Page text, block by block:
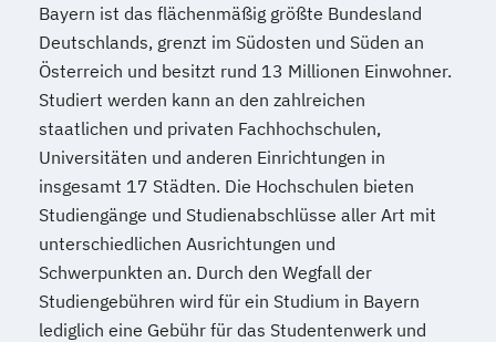
Fahrzeugtechnik
Wirtschafts­ingenieur­wesen Informatik
Wirtschafts­ingenieur­wesen
Kunststofftechnik
Wirtschafts­ingenieur­wesen Künstliche
Intelligenz
Wirtschafts­ingenieur­wesen Lebensmittel
Wirtschafts­ingenieur­wesen Logistik
Wirtschafts­ingenieur­wesen Mechatronik
Wirtschafts­ingenieur­wesen Medizintechnik
Bayern ist das flächenmäßig größte Bundesland
Deutschlands, grenzt im Südosten und Süden an
Österreich und besitzt rund 13 Millionen Einwohner.
Studiert werden kann an den zahlreichen
staatlichen und privaten Fachhochschulen,
Universitäten und anderen Einrichtungen in
insgesamt 17 Städten. Die Hochschulen bieten
Studiengänge und Studienabschlüsse aller Art mit
unterschiedlichen Ausrichtungen und
Schwerpunkten an. Durch den Wegfall der
Studiengebühren wird für ein Studium in Bayern
lediglich eine Gebühr für das Studentenwerk und